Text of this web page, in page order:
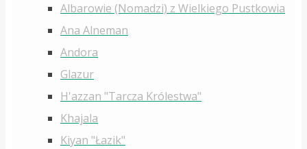
Albarowie (Nomadzi) z Wielkiego Pustkowia
Ana Alneman
Andora
Glazur
H'azzan "Tarcza Królestwa"
Khajala
Kiyan "Łazik"